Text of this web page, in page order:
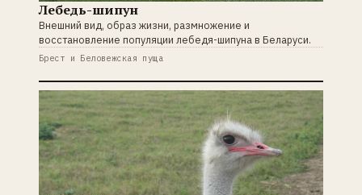
Лебедь-шипун
Внешний вид, образ жизни, размножение и
восстановление популяции лебедя-шипуна в Беларуси.
Брест и Беловежская пуща